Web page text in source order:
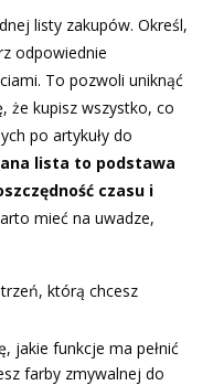
listy zakupów. Określ,
odpowiednie
To pozwoli uniknąć
że kupisz wszystko, co
po artykuły do
lista to podstawa
czasu i
mieć na uwadze,
którą chcesz
jakie funkcje ma pełnić
farby zmywalnej do